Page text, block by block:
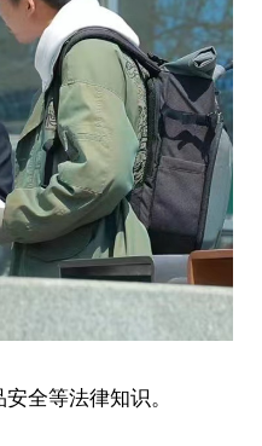
全等法律知识。